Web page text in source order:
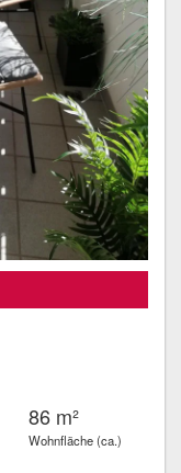
86 m²
Wohnfläche (ca.)